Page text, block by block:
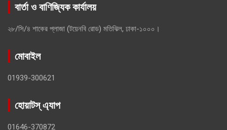
বার্তা ও বাণিজ্যিক কার্যালয়
২৮/সি/৪ শাকের প্লাজা (টয়েনবি রোড) মতিঝিল, ঢাকা-১০০০।
মোবাইল
01939-300621
হোয়াটস্ এ্যাপ
01646-370872